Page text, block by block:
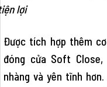
lợi
Được tích hợp thêm
đóng cửa Soft
nhàng và yên tĩnh